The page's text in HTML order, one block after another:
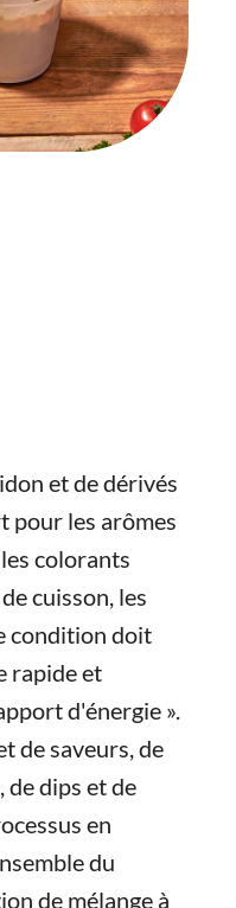
et de dérivés
pour les arômes
colorants
cuisson, les
condition doit
rapide et
d'énergie ».
de saveurs, de
de dips et de
en
du
de mélange à